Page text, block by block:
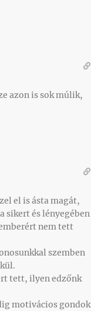
azon is sok múlik,
el is ásta magát,
sikert és lényegében
nem tett
szemben
tett, ilyen edzőnk
motivácios gondok